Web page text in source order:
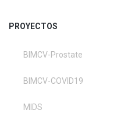
PROYECTOS
BIMCV-Prostate
BIMCV-COVID19
MIDS